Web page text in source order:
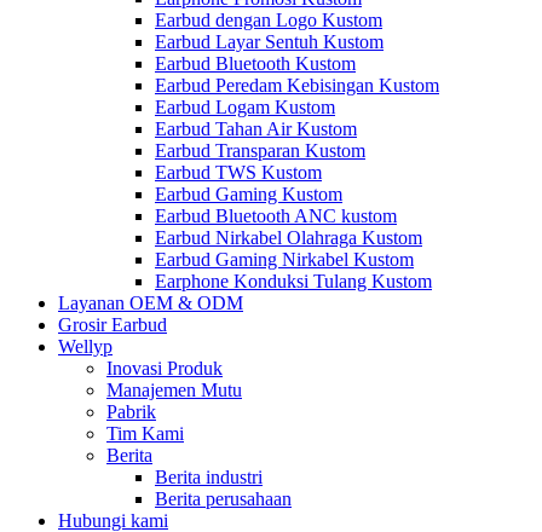
Earbud dengan Logo Kustom
Earbud Layar Sentuh Kustom
Earbud Bluetooth Kustom
Earbud Peredam Kebisingan Kustom
Earbud Logam Kustom
Earbud Tahan Air Kustom
Earbud Transparan Kustom
Earbud TWS Kustom
Earbud Gaming Kustom
Earbud Bluetooth ANC kustom
Earbud Nirkabel Olahraga Kustom
Earbud Gaming Nirkabel Kustom
Earphone Konduksi Tulang Kustom
Layanan OEM & ODM
Grosir Earbud
Wellyp
Inovasi Produk
Manajemen Mutu
Pabrik
Tim Kami
Berita
Berita industri
Berita perusahaan
Hubungi kami